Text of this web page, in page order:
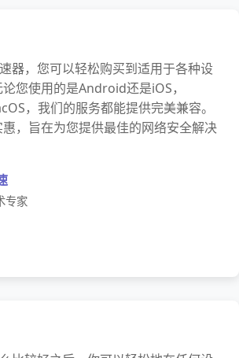
器，您可以轻松购买到适用于各种设
您使用的是Android还是iOS，
，我们的服务都能提供完美兼容。
，旨在为您提供最佳的网络安全解决
专家